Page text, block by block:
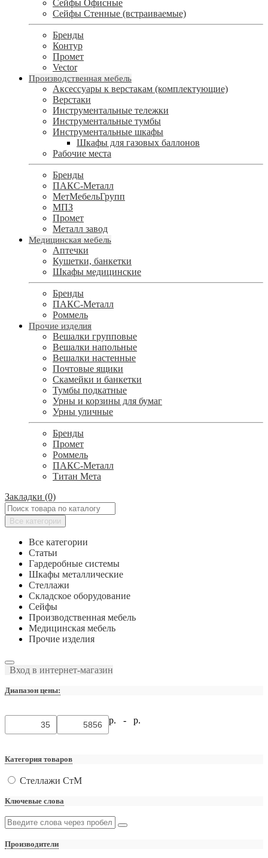
Сейфы Офисные
Сейфы Стенные (встраиваемые)
Бренды
Контур
Промет
Vector
Производственная мебель
Аксессуары к верстакам (комплектующие)
Верстаки
Инструментальные тележки
Инструментальные тумбы
Инструментальные шкафы
Шкафы для газовых баллонов
Рабочие места
Бренды
ПАКС-Металл
МетМебельГрупп
МПЗ
Промет
Металл завод
Медицинская мебель
Аптечки
Кушетки, банкетки
Шкафы медицинские
Бренды
ПАКС-Металл
Роммель
Прочие изделия
Вешалки групповые
Вешалки напольные
Вешалки настенные
Почтовые ящики
Скамейки и банкетки
Тумбы подкатные
Урны и корзины для бумаг
Урны уличные
Бренды
Промет
Роммель
ПАКС-Металл
Титан Мета
Закладки (0)
Все категории
Все категории
Статьи
Гардеробные системы
Шкафы металлические
Стеллажи
Складское оборудование
Сейфы
Производственная мебель
Медицинская мебель
Прочие изделия
Вход в интернет-магазин
Диапазон цены:
р. - р.
Категория товаров
Стеллажи СтМ
Ключевые слова
Производители